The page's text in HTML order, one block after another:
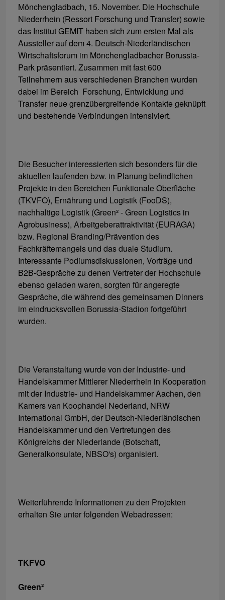
Mönchengladbach, 15. November. Die Hochschule
Niederrhein (Ressort Forschung und Transfer) sowie
das Institut GEMIT haben sich zum ersten Mal als
Aussteller auf dem 4. Deutsch-Niederländischen
Wirtschaftsforum im Mönchengladbacher Borussia-
Park präsentiert. Zusammen mit fast 600
Teilnehmern aus verschiedenen Branchen wurden
dabei im Bereich Forschung, Entwicklung und
Transfer neue grenzübergreifende Kontakte geknüpft
und bestehende Verbindungen intensiviert.
Die Besucher interessierten sich besonders für die
aktuellen laufenden bzw. in Planung befindlichen
Projekte in den Bereichen Funktionale Oberfläche
(TKVFO), Ernährung und Logistik (FooDS),
nachhaltige Logistik (Green² - Green Logistics in
Agrobusiness), Arbeitgeberattraktivität (EURAGA)
bzw. Regional Branding/Prävention des
Fachkräftemangels und das duale Studium.
Interessante Podiumsdiskussionen, Vorträge und
B2B-Gespräche zu denen Vertreter der Hochschule
ebenso geladen waren, sorgten für angeregte
Gespräche, die während des gemeinsamen Dinners
im eindrucksvollen Borussia-Stadion fortgeführt
wurden.
Die Veranstaltung wurde von der Industrie- und
Handelskammer Mittlerer Niederrhein in Kooperation
mit der Industrie- und Handelskammer Aachen, den
Kamers van Koophandel Nederland, NRW
International GmbH, der Deutsch-Niederländischen
Handelskammer und den Vertretungen des
Königreichs der Niederlande (Botschaft,
Generalkonsulate, NBSO's) organisiert.
Weiterführende Informationen zu den Projekten
erhalten Sie unter folgenden Webadressen:
TKFVO
Green²